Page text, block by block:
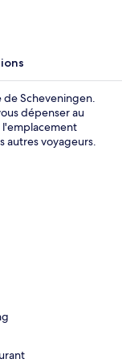
de Scheveningen.
dépenser au
autres voyageurs.